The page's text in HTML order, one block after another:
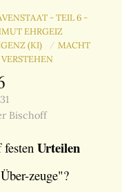
- TEIL 6 -
EHRGEIZ
(KI) / MACHT
VERSTEHEN
Bischoff
Urteilen
zeuge"?